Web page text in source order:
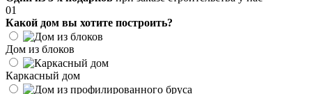
01
Какой дом вы хотите построить?
Дом из блоков
Каркасный дом